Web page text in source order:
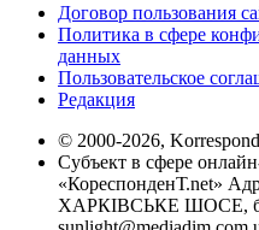
Договор пользования
Политика в сфере
данных
Пользовательское
Редакция
© 2000-2026,
Субъект в сфере
«КореспонденТ.net»
ХАРКІВСЬКЕ ШОСЕ,